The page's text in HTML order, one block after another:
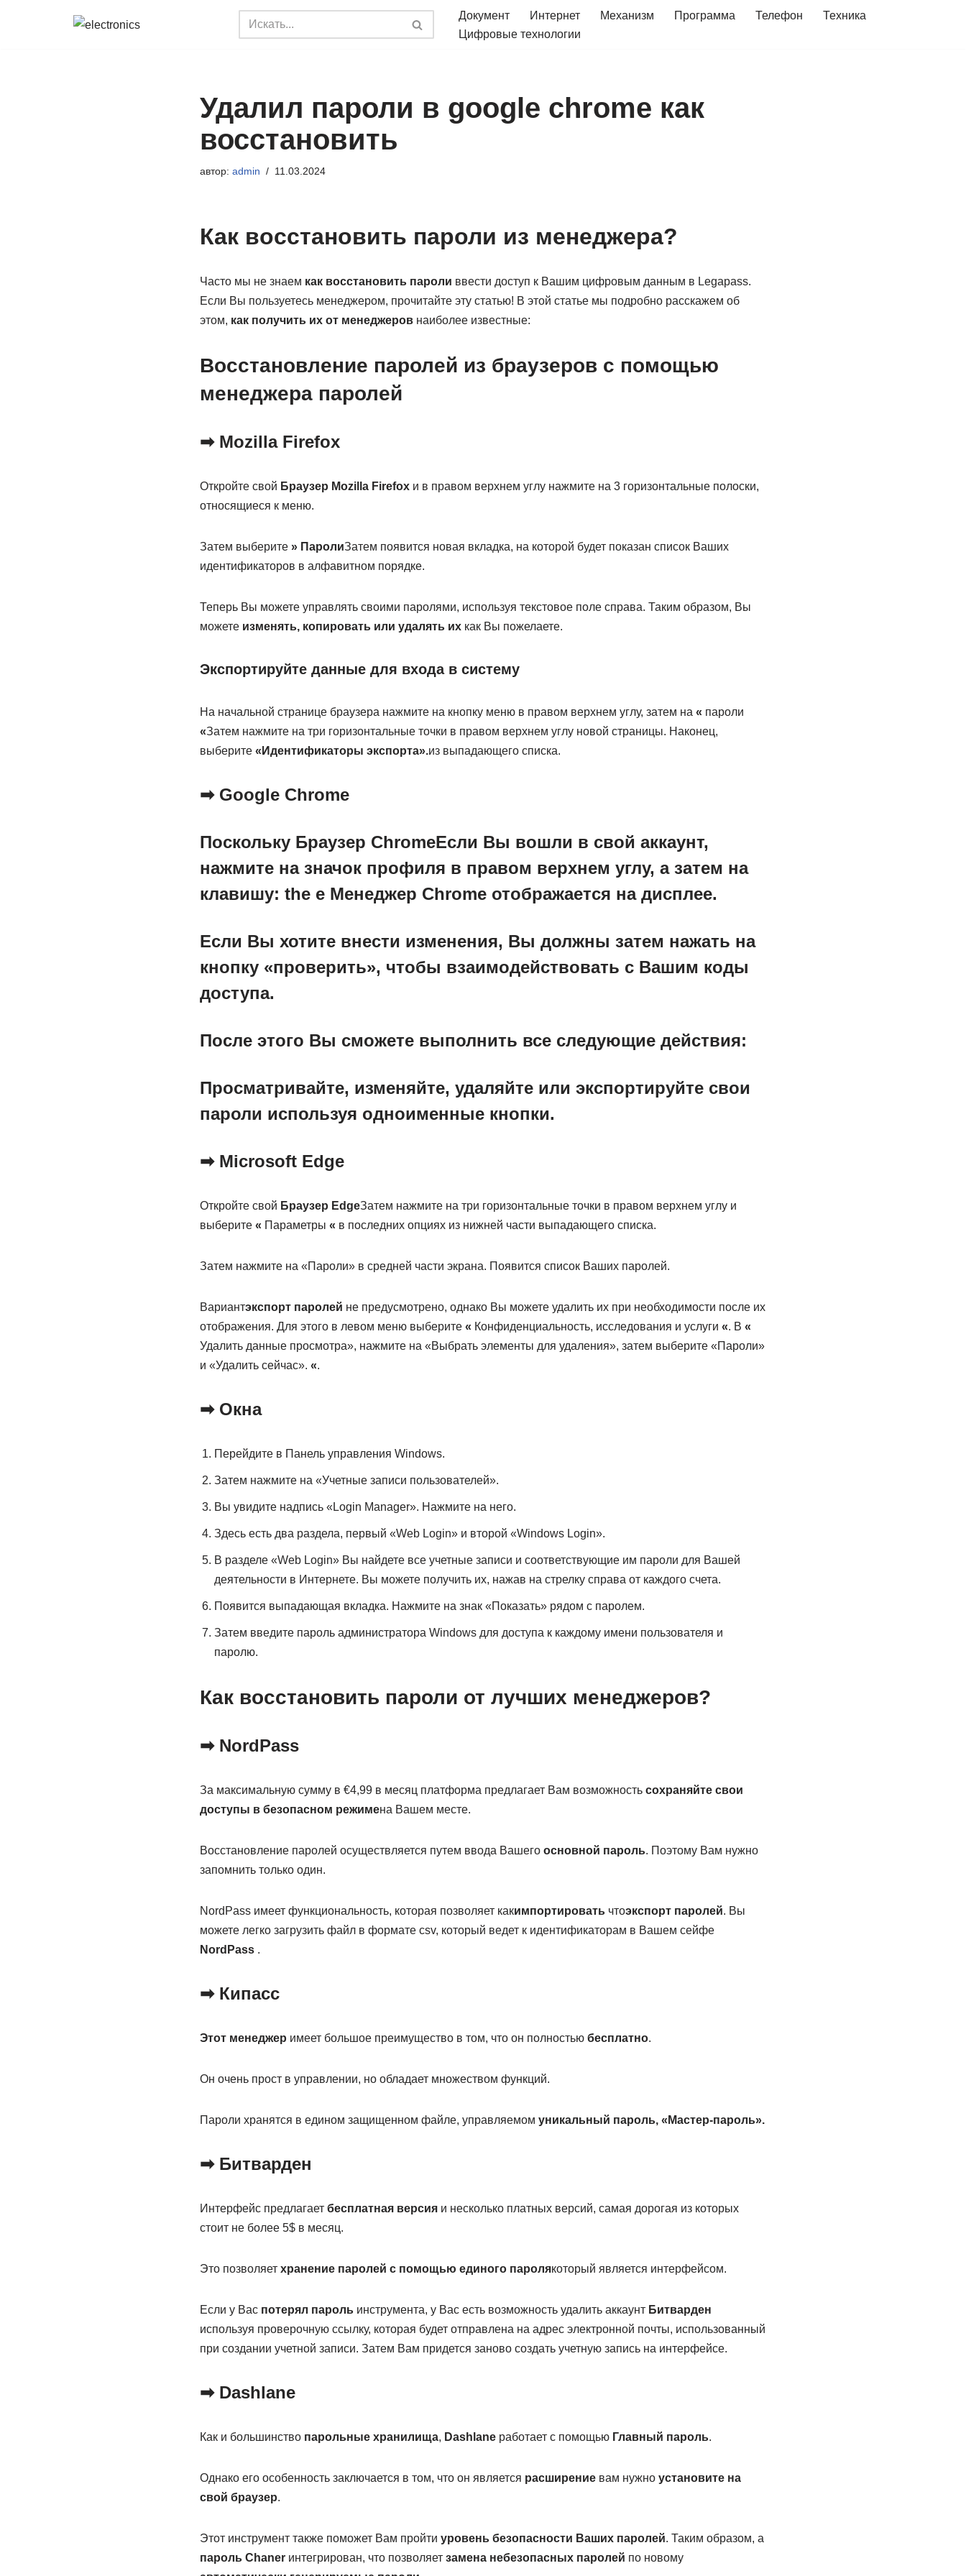
Документ Интернет Механизм Программа Телефон
Техника
Цифровые технологии
Удалил пароли в google chrome как
восстановить
автор: admin 11.03.2024
Как восстановить пароли из менеджера?
Часто мы не знаем как восстановить пароли ввести доступ к Вашим цифровым данным в Legapass.
Если Вы пользуетесь менеджером, прочитайте эту статью! В этой статье мы подробно расскажем об
этом, как получить их от менеджеровнаиболее известные:
Восстановление паролей из браузеров с помощью
менеджера паролей
➡ Mozilla Firefox
Откройте свой Браузер Mozilla Firefoxи в правом верхнем углу нажмите на 3 горизонтальные полоски,
относящиеся к меню.
Затем выберите » ПаролиЗатем появится новая вкладка, на которой будет показан список Ваших
идентификаторов в алфавитном порядке.
Теперь Вы можете управлять своими паролями, используя текстовое поле справа. Таким образом, Вы
можете изменять, копировать или удалять ихкак Вы пожелаете.
Экспортируйте данные для входа в систему
На начальной странице браузера нажмите на кнопку меню в правом верхнем углу, затем на « пароли
«Затем нажмите на три горизонтальные точки в правом верхнем углу новой страницы. Наконец,
выберите «Идентификаторы экспорта».из выпадающего списка.
➡ Google Chrome
Поскольку Браузер ChromeЕсли Вы вошли в свой аккаунт,
нажмите на значок профиля в правом верхнем углу, а затем на
клавишу: the e Менеджер Chromeотображается на дисплее.
Если Вы хотите внести изменения, Вы должны затем нажать на
кнопку «проверить», чтобы взаимодействовать с Вашим коды
доступа.
После этого Вы сможете выполнить все следующие действия:
Просматривайте, изменяйте, удаляйте или экспортируйте свои
пароли используя одноименные кнопки.
➡ Microsoft Edge
Откройте свой Браузер EdgeЗатем нажмите на три горизонтальные точки в правом верхнем углу и
выберите « Параметры « в последних опциях из нижней части выпадающего списка.
Затем нажмите на «Пароли» в средней части экрана. Появится список Ваших паролей.
Вариантэкспорт паролей не предусмотрено, однако Вы можете удалить их при необходимости после их
отображения. Для этого в левом меню выберите « Конфиденциальность, исследования и услуги «. В «
Удалить данные просмотра», нажмите на «Выбрать элементы для удаления», затем выберите «Пароли»
и «Удалить сейчас». «.
➡ Окна
Перейдите в Панель управления Windows.
Затем нажмите на «Учетные записи пользователей».
Вы увидите надпись «Login Manager». Нажмите на него.
Здесь есть два раздела, первый «Web Login» и второй «Windows Login».
В разделе «Web Login» Вы найдете все учетные записи и соответствующие им пароли для Вашей
деятельности в Интернете. Вы можете получить их, нажав на стрелку справа от каждого счета.
Появится выпадающая вкладка. Нажмите на знак «Показать» рядом с паролем.
Затем введите пароль администратора Windows для доступа к каждому имени пользователя и
паролю.
Как восстановить пароли от лучших менеджеров?
➡ NordPass
За максимальную сумму в €4,99 в месяц платформа предлагает Вам возможность сохраняйте свои
доступы в безопасном режимена Вашем месте.
Восстановление паролей осуществляется путем ввода Вашего основной пароль. Поэтому Вам нужно
запомнить только один.
NordPass имеет функциональность, которая позволяет какимпортироватьчтоэкспорт паролей. Вы
можете легко загрузить файл в формате csv, который ведет к идентификаторам в Вашем сейфе
NordPass.
➡ Кипасс
Этот менеджер имеет большое преимущество в том, что он полностью бесплатно.
Он очень прост в управлении, но обладает множеством функций.
Пароли хранятся в едином защищенном файле, управляемом уникальный пароль, «Мастер-пароль».
➡ Битварден
Интерфейс предлагает бесплатная версияи несколько платных версий, самая дорогая из которых
стоит не более 5$ в месяц.
Это позволяет хранение паролей с помощью единого паролякоторый является интерфейсом.
Если у Вас потерял парольинструмента, у Вас есть возможность удалить аккаунт Битварден
используя проверочную ссылку, которая будет отправлена на адрес электронной почты, использованный
при создании учетной записи. Затем Вам придется заново создать учетную запись на интерфейсе.
➡ Dashlane
Как и большинство парольные хранилища, Dashlaneработает с помощью Главный пароль.
Однако его особенность заключается в том, что он является расширениевам нужно установите на
свой браузер.
Этот инструмент также поможет Вам пройти уровень безопасности Ваших паролей. Таким образом, a
пароль Chanerинтегрирован, что позволяет замена небезопасных паролей по новому